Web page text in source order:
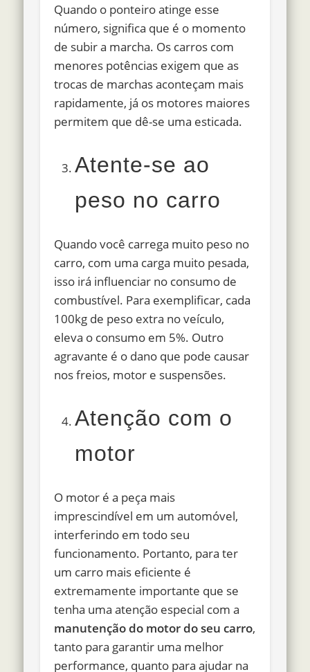
Quando o ponteiro atinge esse
número, significa que é o momento
de subir a marcha. Os carros com
menores potências exigem que as
trocas de marchas aconteçam mais
rapidamente, já os motores maiores
permitem que dê-se uma esticada.
Atente-se ao
peso no carro
Quando você carrega muito peso no
carro, com uma carga muito pesada,
isso irá influenciar no consumo de
combustível. Para exemplificar, cada
100kg de peso extra no veículo,
eleva o consumo em 5%. Outro
agravante é o dano que pode causar
nos freios, motor e suspensões.
Atenção com o
motor
O motor é a peça mais
imprescindível em um automóvel,
interferindo em todo seu
funcionamento. Portanto, para ter
um carro mais eficiente é
extremamente importante que se
tenha uma atenção especial com a
manutenção do motor do seu carro,
tanto para garantir uma melhor
performance, quanto para ajudar na